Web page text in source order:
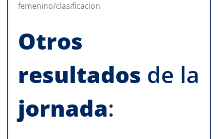
femenino/clasificacion
Otros
resultados de la
jornada: